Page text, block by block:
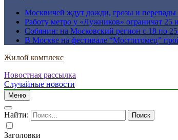
Москвичей ждут дожди, грозы и перепады
Работу метро у «Лужников» ограничат 25
Собянин: на Московский регион с 18 по
В Москве на фестивале “Моспитомец”
Жилой комплекс
Новостная рассылка
Случайные новости
Меню
Найти:
Заголовки